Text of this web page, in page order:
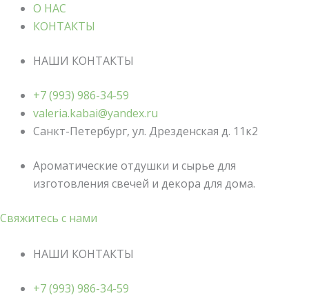
О НАС
КОНТАКТЫ
НАШИ КОНТАКТЫ
+7 (993) 986-34-59
valeria.kabai@yandex.ru
Санкт-Петербург, ул. Дрезденская д. 11к2
Ароматические отдушки и сырье для
изготовления свечей и декора для дома.
Свяжитесь с нами
НАШИ КОНТАКТЫ
+7 (993) 986-34-59